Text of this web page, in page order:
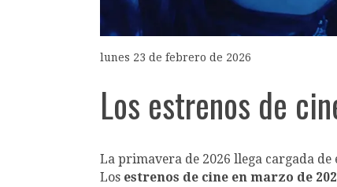
lunes 23 de febrero de 2026
Los estrenos de
La primavera de 2026 llega cargada
Los estrenos de cine en marzo de